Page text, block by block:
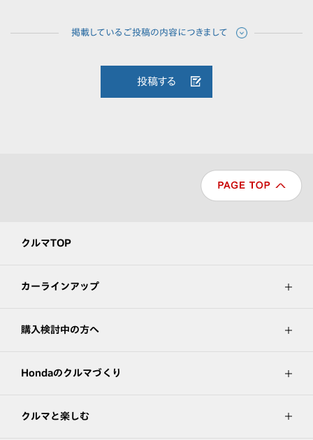
投稿する
クルマTOP
カーラインアップ
購入検討中の方へ
Hondaのクルマづくり
クルマと楽しむ